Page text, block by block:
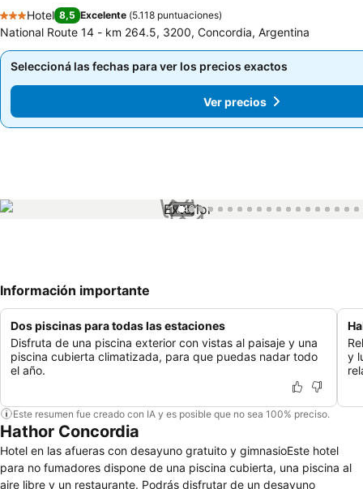
3 Estrellas
Hotel 8,5 Excelente (5.118 puntuaciones)
National Route 14 - km 264.5, 3200, Concordia, Argentina
Seleccioná las fechas para ver los precios exactos
Ver precios
Seleccioná las fechas para ver los precios exactos
Ver precios
1 / 49
Información importante
Dos piscinas para todas las estaciones
Disfruta de una piscina exterior con vistas al paisaje y una
piscina cubierta climatizada, para que puedas nadar todo
el año.
y
Este resumen fue creado con IA y es posible que no sea 100% preciso.
Hathor Concordia
Hotel en las afueras con desayuno gratuito y gimnasioEste hotel
para no fumadores dispone de una piscina cubierta, una piscina al
aire libre y un restaurante. Podrás disfrutar de un desayuno